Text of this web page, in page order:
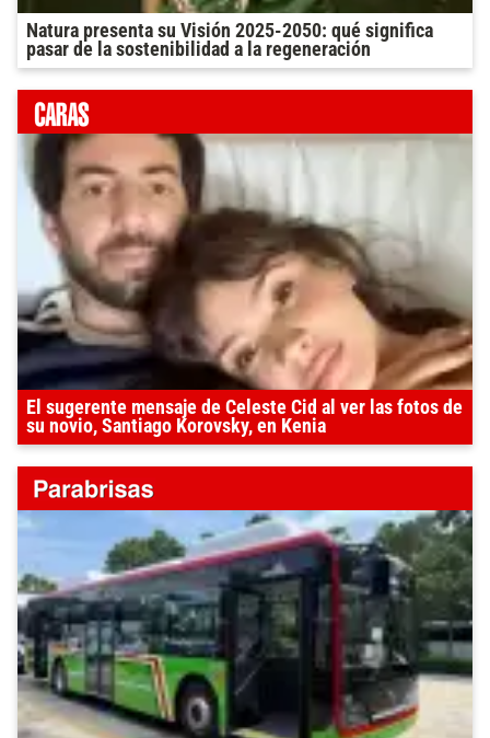
Natura presenta su Visión 2025-2050: qué significa
pasar de la sostenibilidad a la regeneración
El sugerente mensaje de Celeste Cid al ver las fotos de
su novio, Santiago Korovsky, en Kenia